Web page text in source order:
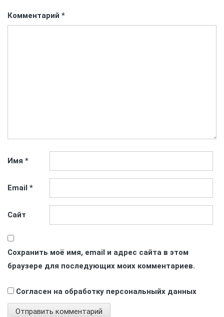
Комментарий *
Имя *
Email *
Сайт
Сохранить моё имя, email и адрес сайта в этом
браузере для последующих моих комментариев.
Согласен на обработку персональныйх данных